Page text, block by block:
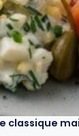
classique